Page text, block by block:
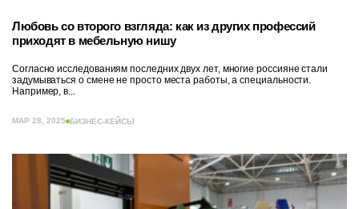
Любовь со второго взгляда: как из других профессий
приходят в мебельную нишу
Согласно исследованиям последних двух лет, многие россияне стали
задумываться о смене не просто места работы, а специальности.
Например, в...
МАР 28, 2025 БИЗНЕС-КЕЙСЫ